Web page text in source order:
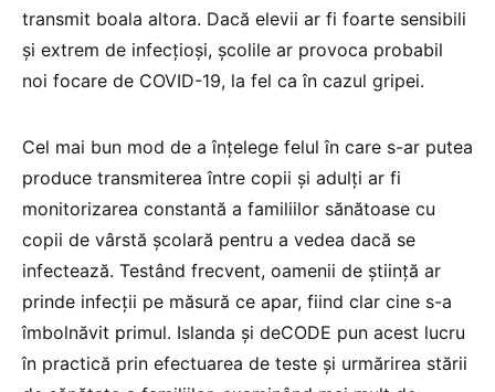
transmit boala altora. Dacă elevii ar fi foarte sensibili
și extrem de infecțioși, școlile ar provoca probabil
noi focare de COVID-19, la fel ca în cazul gripei.
Cel mai bun mod de a înțelege felul în care s-ar putea
produce transmiterea între copii și adulți ar fi
monitorizarea constantă a familiilor sănătoase cu
copii de vârstă școlară pentru a vedea dacă se
infectează. Testând frecvent, oamenii de știință ar
prinde infecții pe măsură ce apar, fiind clar cine s-a
îmbolnăvit primul. Islanda și deCODE pun acest lucru
în practică prin efectuarea de teste și urmărirea stării